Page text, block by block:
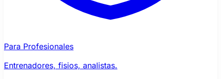
Para Profesionales
Entrenadores, fisios, analistas.